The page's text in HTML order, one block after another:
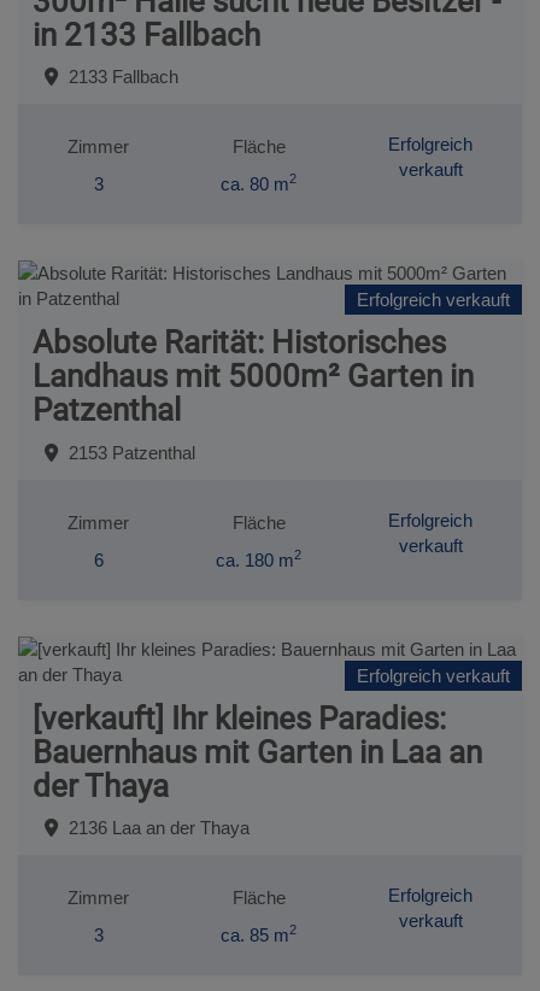
in 2133 Fallbach
2133 Fallbach
Zimmer
3
Fläche
ca. 80 m2
Erfolgreich
verkauft
Erfolgreich verkauft
Absolute Rarität: Historisches
Landhaus mit 5000m² Garten in
Patzenthal
2153 Patzenthal
Zimmer
6
Fläche
ca. 180 m2
Erfolgreich
verkauft
Erfolgreich verkauft
[verkauft] Ihr kleines Paradies:
Bauernhaus mit Garten in Laa an
der Thaya
2136 Laa an der Thaya
Zimmer
3
Fläche
ca. 85 m2
Erfolgreich
verkauft